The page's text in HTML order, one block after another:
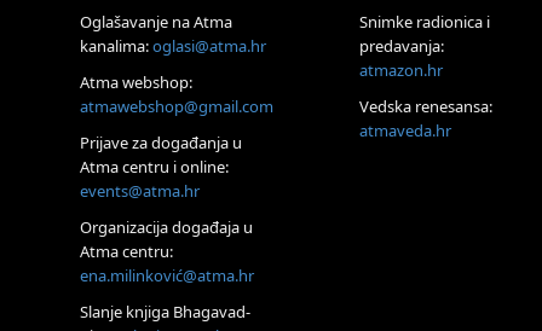
Online
Upisi u program Profesionalni hipnoterapeut — nova
Online
Postanite Nositelj Vibracije Nove Zemlje
Visoko
Alemka Dauskardt – Jednodnevna radionica sistemskih
konstelacija
Zagreb
HOD PO ŽERAVICI – Seminar koji mijenja tijelo, duh i um
Oglašavanje na Atma
kanalima:oglasi@atma.hr
Atma webshop:
atmawebshop@gmail.com
Prijave za događanja u
Atma centru i online:
events@atma.hr
Organizacija događaja u
Atma centru:
ena.milinković@atma.hr
Slanje knjiga Bhagavad-
Snimke radionica i
predavanja:
atmazon.hr
Vedska renesansa:
atmaveda.hr